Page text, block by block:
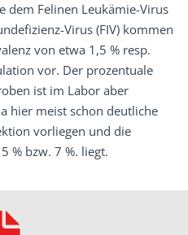
dem Felinen Leukämie-Virus
Virus (FIV) kommen
von etwa 1,5 % resp.
vor. Der prozentuale
ist im Labor aber
hier meist schon deutliche
vorliegen und die
% bzw. 7 %. liegt.